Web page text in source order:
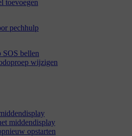
toevoegen
pechhulp
SOS bellen
wijzigen
middendisplay
opstarten